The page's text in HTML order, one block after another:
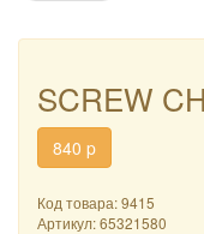
SCREW
840 p
Код товара: 9415
Артикул:65321580